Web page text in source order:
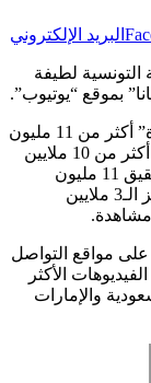
البريد الإلكتروني
التونسية لطيفة
وفي التفاصيل حَقّقت أغنية “هنعيشها مرة واحدة” أكثر من 11 مليون
مشاهدة حتى الآن، كما حققت أغنية “طار طار” أكثر من 10 ملايين
مشاهدة، بينما اقتربت أغنية “أعطني دم” من تحقيق 11 مليون
مشاهدة، فيما تخطت أغنية “أحسن أحسن” حاجز الـ3 ملايين
مشاهدة.
رواجًا واسعًا على مواقع التواصل
الأكثر
والإمارات